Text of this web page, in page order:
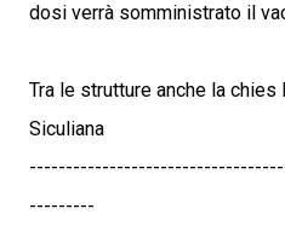
dosi verrà somministrato il
Tra le strutture anche la
Siculiana
---------